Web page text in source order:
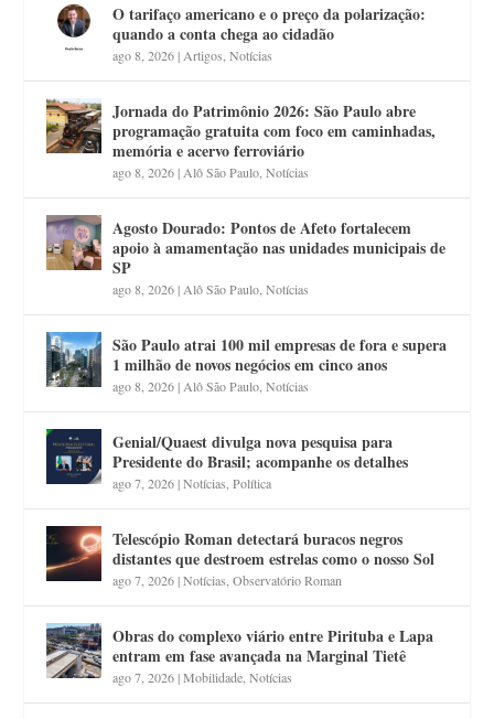
O tarifaço americano e o preço da polarização:
quando a conta chega ao cidadão
ago 8, 2026| Artigos ,Notícias
Jornada do Patrimônio 2026: São Paulo abre
programação gratuita com foco em caminhadas,
memória e acervo ferroviário
ago 8, 2026| Alô São Paulo ,Notícias
Agosto Dourado: Pontos de Afeto fortalecem
apoio à amamentação nas unidades municipais de
SP
ago 8, 2026| Alô São Paulo ,Notícias
São Paulo atrai 100 mil empresas de fora e supera
1 milhão de novos negócios em cinco anos
ago 8, 2026| Alô São Paulo ,Notícias
Genial/Quaest divulga nova pesquisa para
Presidente do Brasil; acompanhe os detalhes
ago 7, 2026|Notícias ,Política
Telescópio Roman detectará buracos negros
distantes que destroem estrelas como o nosso Sol
ago 7, 2026|Notícias ,Observatório Roman
Obras do complexo viário entre Pirituba e Lapa
entram em fase avançada na Marginal Tietê
ago 7, 2026|Mobilidade ,Notícias